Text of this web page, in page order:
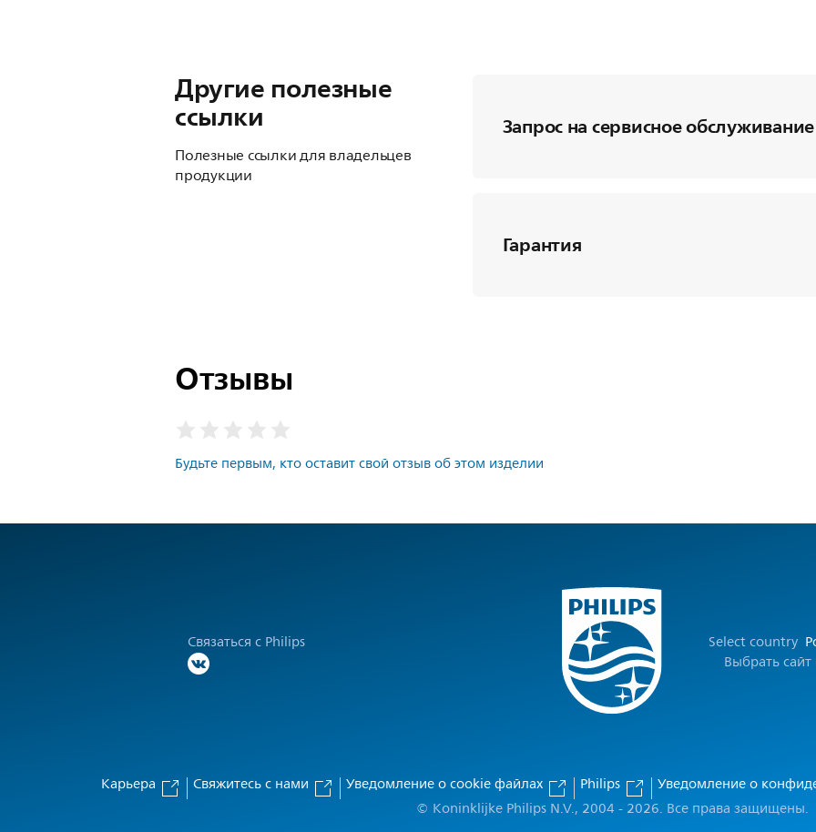
Другие полезные
ссылки
Полезные ссылки для владельцев
продукции
Запрос на сервисное обслуживание
Гарантия
Отзывы
Будьте первым, кто оставит свой отзыв об этом изделии
Связаться с Philips Select country
Выбрать сайт
Карьера Свяжитесь с нами Уведомление о cookie файлах Philips Уведомление о
© Koninklijke Philips N.V., 2004 - 2026. Все права защищены.